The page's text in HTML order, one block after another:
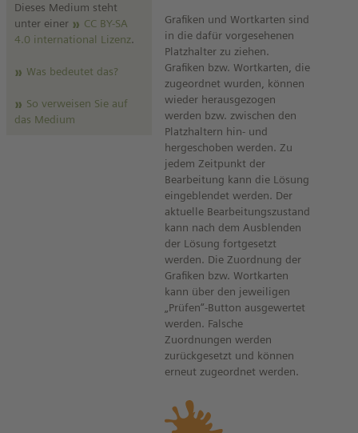
Dieses Medium steht
unter einer
CC BY-SA
4.0 international Lizenz.
Was bedeutet das?
So verweisen Sie auf
das Medium
Grafiken und Wortkarten sind
in die dafür vorgesehenen
Platzhalter zu ziehen.
Grafiken bzw. Wortkarten, die
zugeordnet wurden, können
wieder herausgezogen
werden bzw. zwischen den
Platzhaltern hin- und
hergeschoben werden. Zu
jedem Zeitpunkt der
Bearbeitung kann die Lösung
eingeblendet werden. Der
aktuelle Bearbeitungszustand
kann nach dem Ausblenden
der Lösung fortgesetzt
werden. Die Zuordnung der
Grafiken bzw. Wortkarten
kann über den jeweiligen
„Prüfen“-Button ausgewertet
werden. Falsche
Zuordnungen werden
zurückgesetzt und können
erneut zugeordnet werden.